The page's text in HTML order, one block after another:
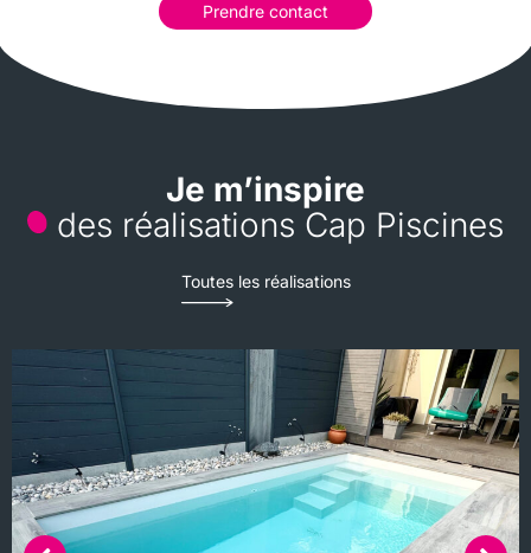
Prendre contact
Je m’inspire
des réalisations Cap Piscines
Toutes les réalisations